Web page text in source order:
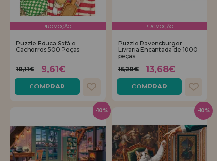
PROMOÇÃO!
Puzzle Educa Sofá e
Cachorros 500 Peças
10,11€ 9,61€
COMPRAR
PROMOÇÃO!
Puzzle Ravensburger
Livraria Encantada de 1000
peças
15,20€
13,68€
COMPRAR
-10% -10%